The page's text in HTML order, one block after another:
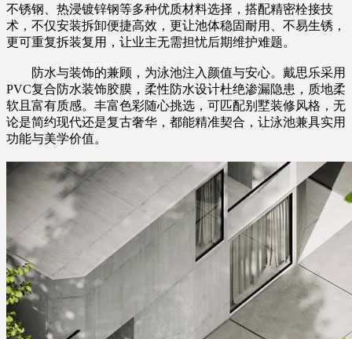
不锈钢、热浸镀锌钢等多种优质材料选择，搭配精密栓接技
术，不仅安装拆卸便捷高效，更让池体稳固耐用、不易生锈，
更可重复拆装复用，让业主无需担忧后期维护难题。
防水与装饰的兼顾，为泳池注入颜值与安心。戴思乐采用
PVC复合防水装饰胶膜，柔性防水设计杜绝渗漏隐患，质地柔
软且富有质感。丰富色彩随心挑选，可匹配别墅装修风格，无
论是简约现代还是复古奢华，都能精准契合，让泳池兼具实用
功能与美学价值。